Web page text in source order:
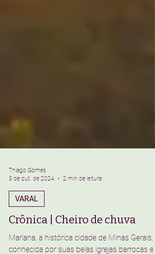
Thiago Gomes
3 de out. de 2024
2 min de leitura
VARAL